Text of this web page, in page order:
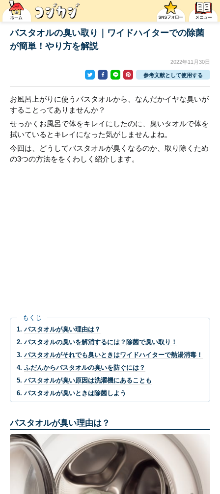
バスタオルの臭い取り｜ワイドハイターでの除菌
が簡単！やり方を解説
2022年11月30日
参考文献として使用する
お風呂上がりに使うバスタオルから、なんだかイヤな臭いが
することってありませんか？
せっかくお風呂で体をキレイにしたのに、臭いタオルで体を
拭いているとキレイになった気がしませんよね。
今回は、どうしてバスタオルが臭くなるのか、取り除くため
の3つの方法ををくわしく紹介します。
もくじ
バスタオルが臭い理由は？
バスタオルの臭いを解消するには？除菌で臭い取り！
バスタオルがそれでも臭いときはワイドハイターで熱湯消毒！
ふだんからバスタオルの臭いを防ぐには？
バスタオルが臭い原因は洗濯機にあることも
バスタオルが臭いときは除菌しよう
バスタオルが臭い理由は？